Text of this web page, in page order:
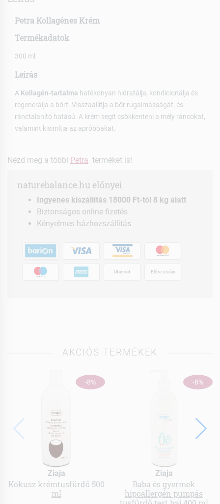
Petra Kollagénes Krém
Termékadatok
300 ml
Leírás
A Kollagén-tartalma hatékonyan hidratálja, kondicionálja és
regenerálja a bőrt. Visszaállítja a bőr rugalmasságát, és
ránctalanító hatású. A krém segít csökkenteni a mély ráncokat,
valamint kisimítja az apróbbakat.
Nézd meg a többi Petra terméket is!
naturebalance.hu előnyei
Ingyenes kiszállítás 18000 Ft-tól 8 kg alatt
Biztonságos online fizetés
Kényelmes házhozszállítás
Utánvét Előre utalás
AKCIÓS TERMÉKEK
-8%
Ziaja
Kókusz krémtusfürdő 500
ml
-8%
Ziaja
Baba és gyermek
hipoallergén pumpás